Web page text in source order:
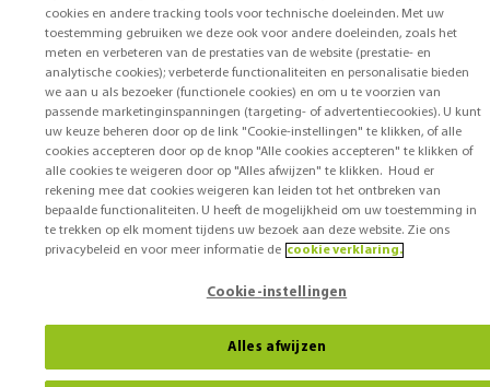
cookies en andere tracking tools voor technische doeleinden. Met uw
toestemming gebruiken we deze ook voor andere doeleinden, zoals het
meten en verbeteren van de prestaties van de website (prestatie- en
analytische cookies); verbeterde functionaliteiten en personalisatie bieden
we aan u als bezoeker (functionele cookies) en om u te voorzien van
passende marketinginspanningen (targeting- of advertentiecookies). U kunt
uw keuze beheren door op de link "Cookie-instellingen" te klikken, of alle
cookies accepteren door op de knop "Alle cookies accepteren" te klikken of
alle cookies te weigeren door op "Alles afwijzen" te klikken. Houd er
rekening mee dat cookies weigeren kan leiden tot het ontbreken van
bepaalde functionaliteiten. U heeft de mogelijkheid om uw toestemming in
te trekken op elk moment tijdens uw bezoek aan deze website. Zie ons
privacybeleid en voor meer informatie de cookie verklaring.
Cookie-instellingen
Alles afwijzen